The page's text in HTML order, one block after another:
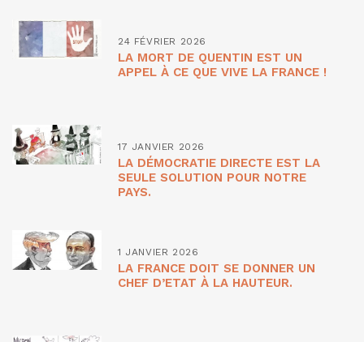
24 FÉVRIER 2026
LA MORT DE QUENTIN EST UN
APPEL À CE QUE VIVE LA FRANCE !
17 JANVIER 2026
LA DÉMOCRATIE DIRECTE EST LA
SEULE SOLUTION POUR NOTRE
PAYS.
1 JANVIER 2026
LA FRANCE DOIT SE DONNER UN
CHEF D’ETAT À LA HAUTEUR.